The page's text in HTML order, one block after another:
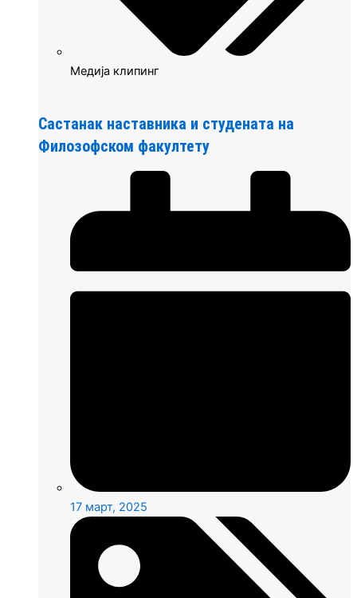
Медија клипинг
Састанак наставника и студената на
Филозофском факултету
17 март, 2025